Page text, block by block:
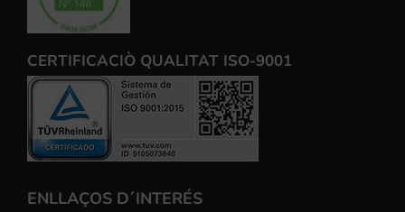
CERTIFICACIÒ QUALITAT ISO-9001
ENLLAÇOS D´INTERÉS